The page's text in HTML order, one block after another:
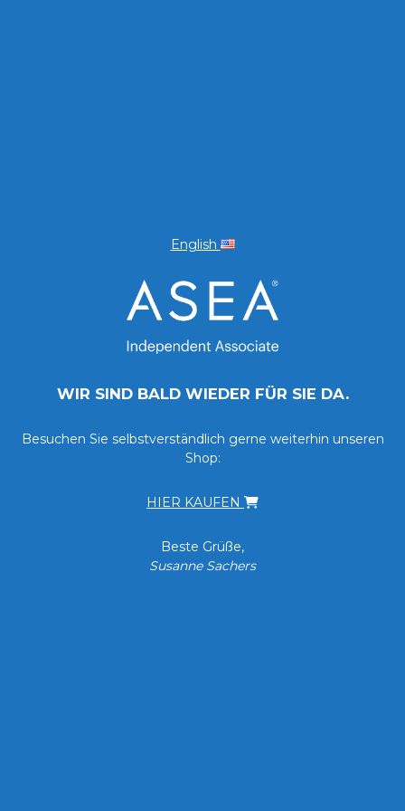
English
WIR SIND BALD WIEDER FÜR SIE DA.
Besuchen Sie selbstverständlich gerne weiterhin unseren
Shop:
HIER KAUFEN
Beste Grüße,
Susanne Sachers